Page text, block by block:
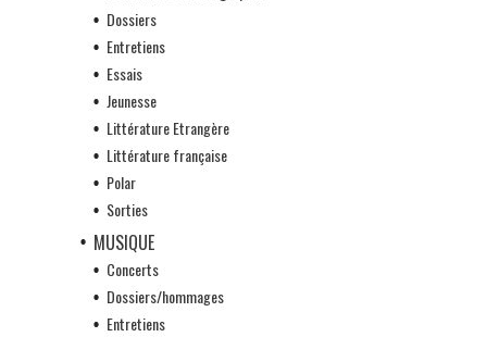
Dossiers
Entretiens
Essais
Jeunesse
Littérature Etrangère
Littérature française
Polar
Sorties
MUSIQUE
Concerts
Dossiers/hommages
Entretiens